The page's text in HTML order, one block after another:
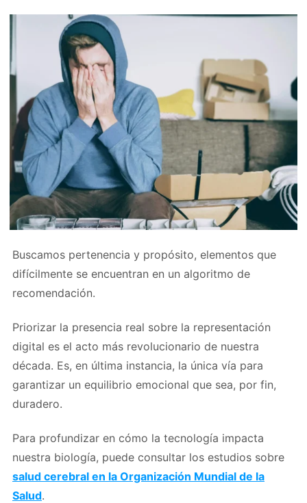
Buscamos pertenencia y propósito, elementos que
difícilmente se encuentran en un algoritmo de
recomendación.
Priorizar la presencia real sobre la representación
digital es el acto más revolucionario de nuestra
década. Es, en última instancia, la única vía para
garantizar un equilibrio emocional que sea, por fin,
duradero.
Para profundizar en cómo la tecnología impacta
nuestra biología, puede consultar los estudios sobre
salud cerebral en la Organización Mundial de la
Salud.